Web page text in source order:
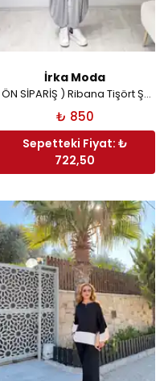
İrka Moda
( ÖN SİPARİŞ ) Ribana Tişört Şalvar Takım - Gri
₺ 850
Sepetteki Fiyat: ₺
722,50